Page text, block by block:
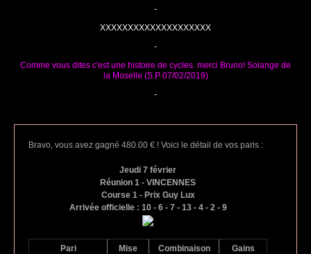
-
XXXXXXXXXXXXXXXXXXXX
-
Comme vous dites c'est une histoire de cycles. merci Bruno! Solange de
la Moselle (S.P 07/02/2019)
-
Bravo, vous avez gagné 480.00 € ! Voici le détail de vos paris :
Jeudi 7 février
Réunion 1 - VINCENNES
Course 1 - Prix Guy Lux
Arrivée officielle : 10 - 6 - 7 - 13 - 4 - 2 - 9
Pari Mise Combinaison
Gains